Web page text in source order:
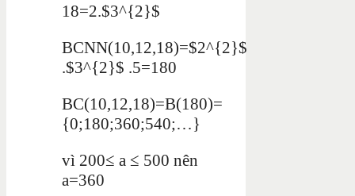
18=2.$3^{2}$
BCNN(10,12,18)=$2^{2}$
.$3^{2}$ .5=180
BC(10,12,18)=B(180)=
{0;180;360;540;…}
vì 200≤ a ≤ 500 nên
a=360